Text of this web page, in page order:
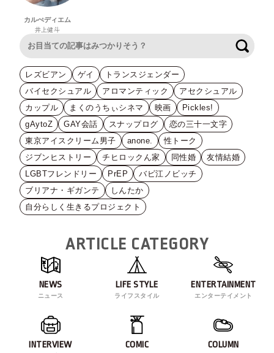
カルぺディエム
井上健斗
レズビアン ゲイ
トランスジェンダー
バイセクシュアル
アロマンティック
アセクシュアル
カップル
まくのうちぃシネマ 映画
Pickles!
gAytoZ
GAY会話 スナップログ
恋の三十一文字
東京アイスクリーム男子
anone.
性トーク
ジブンヒストリー
チヒロックん家 同性婚
友情結婚
LGBTフレンドリー
PrEP
バビ江ノビッチ
ブリアナ・ギガンテ
しんたか
自分らしく生きるプロジェクト
ARTICLE CATEGORY
NEWS
ニュース
LIFE STYLE
ライフスタイル
ENTERTAINMENT
エンターテイメント
INTERVIEW COMIC COLUMN